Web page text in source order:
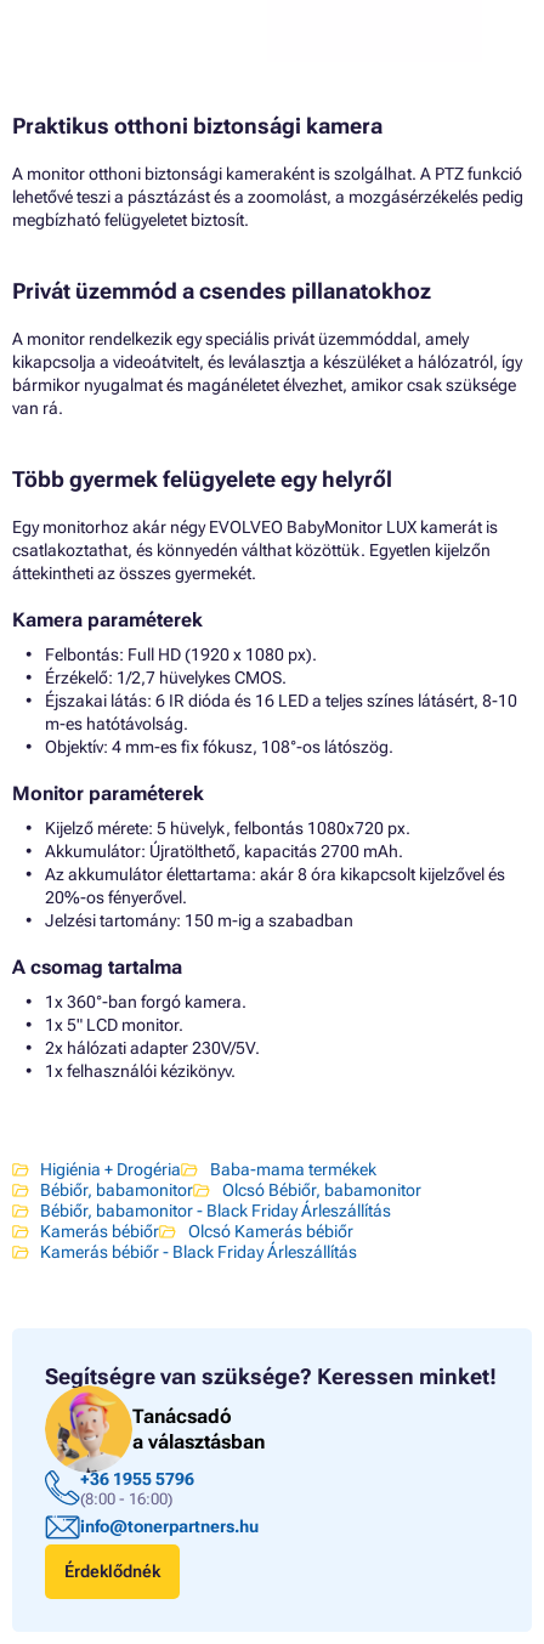
Praktikus otthoni biztonsági kamera
A monitor otthoni biztonsági kameraként is szolgálhat. A PTZ funkció
lehetővé teszi a pásztázást és a zoomolást, a mozgásérzékelés pedig
megbízható felügyeletet biztosít.
Privát üzemmód a csendes pillanatokhoz
A monitor rendelkezik egy speciális privát üzemmóddal, amely
kikapcsolja a videoátvitelt, és leválasztja a készüléket a hálózatról, így
bármikor nyugalmat és magánéletet élvezhet, amikor csak szüksége
van rá.
Több gyermek felügyelete egy helyről
Egy monitorhoz akár négy EVOLVEO BabyMonitor LUX kamerát is
csatlakoztathat, és könnyedén válthat közöttük. Egyetlen kijelzőn
áttekintheti az összes gyermekét.
Kamera paraméterek
Felbontás: Full HD (1920 x 1080 px).
Érzékelő: 1/2,7 hüvelykes CMOS.
Éjszakai látás: 6 IR dióda és 16 LED a teljes színes látásért, 8-10
m-es hatótávolság.
Objektív: 4 mm-es fix fókusz, 108°-os látószög.
Monitor paraméterek
Kijelző mérete: 5 hüvelyk, felbontás 1080x720 px.
Akkumulátor: Újratölthető, kapacitás 2700 mAh.
Az akkumulátor élettartama: akár 8 óra kikapcsolt kijelzővel és
20%-os fényerővel.
Jelzési tartomány: 150 m-ig a szabadban
A csomag tartalma
1x 360°-ban forgó kamera.
1x 5" LCD monitor.
2x hálózati adapter 230V/5V.
1x felhasználói kézikönyv.
Higiénia + Drogéria
Baba-mama termékek
Bébiőr, babamonitor
Olcsó Bébiőr, babamonitor
Bébiőr, babamonitor - Black Friday Árleszállítás
Kamerás bébiőr
Olcsó Kamerás bébiőr
Kamerás bébiőr - Black Friday Árleszállítás
Segítségre van szüksége? Keressen minket!
Tanácsadó
a választásban
+36 1955 5796
(8:00 - 16:00)
info@tonerpartners.hu
Érdeklődnék